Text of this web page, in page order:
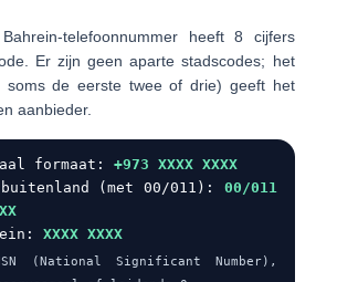
telefoonnummer heeft8 cijfers
Er zijn geen aparte stadscodes; het
soms de eerste twee of drie) geeft het
aanbieder.
formaat:+973 XXXX XXXX
(met 00/011): 00/011
XXXX XXXX
(National Significant Number),